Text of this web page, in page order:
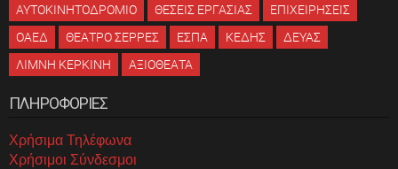
ΑΥΤΟΚΙΝΗΤΟΔΡΟΜΙΟ
ΘΕΣΕΙΣ ΕΡΓΑΣΙΑΣ
ΕΠΙΧΕΙΡΗΣΕΙΣ
ΟΑΕΔ
ΘΕΑΤΡΟ ΣΕΡΡΕΣ ΕΣΠΑ ΚΕΔΗΣ
ΔΕΥΑΣ
ΛΙΜΝΗ ΚΕΡΚΙΝΗ
ΑΞΙΟΘΕΑΤΑ
ΠΛΗΡΟΦΟΡΙΕΣ
Χρήσιμα Τηλέφωνα
Χρήσιμοι Σύνδεσμοι